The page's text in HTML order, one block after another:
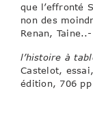
que l’effronté
non des
Renan,
l’histoire à
Castelot,
édition, 706 pp